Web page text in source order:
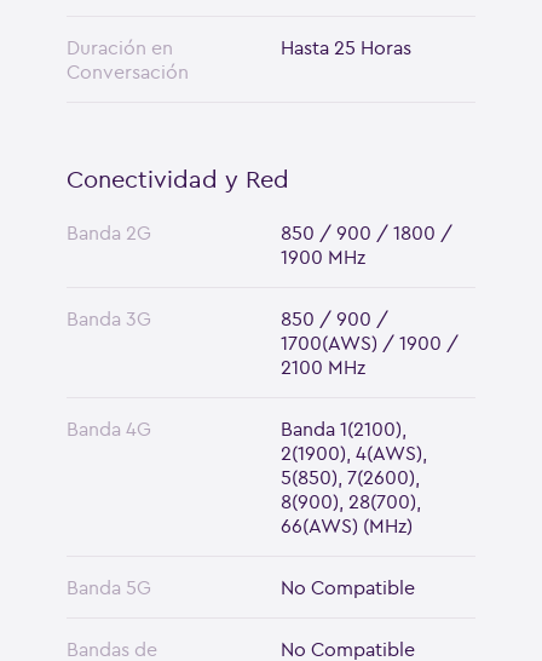
Duración en
Conversación
Hasta 25 Horas
Conectividad y Red
Banda 2G
850 / 900 / 1800 /
1900 MHz
Banda 3G
850 / 900 /
1700(AWS) / 1900 /
2100 MHz
Banda 4G
Banda 1(2100),
2(1900), 4(AWS),
5(850), 7(2600),
8(900), 28(700),
66(AWS) (MHz)
Banda 5G No Compatible
Bandas de
No Compatible